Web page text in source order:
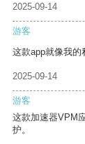
2025-09-14
游客
这款app就像我的
2025-09-14
游客
这款加速器VPM
护。